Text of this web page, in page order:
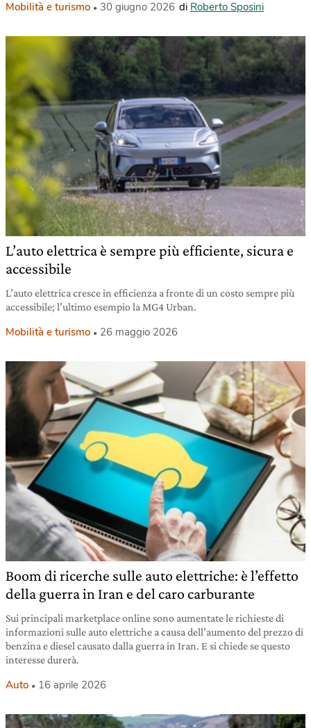
Mobilità e turismo 30 giugno 2026 di Roberto Sposini
L’auto elettrica è sempre più efficiente, sicura e
accessibile
L’auto elettrica cresce in efficienza a fronte di un costo sempre più
accessibile; l’ultimo esempio la MG4 Urban.
Mobilità e turismo 26 maggio 2026
Boom di ricerche sulle auto elettriche: è l’effetto
della guerra in Iran e del caro carburante
Sui principali marketplace online sono aumentate le richieste di
informazioni sulle auto elettriche a causa dell’aumento del prezzo di
benzina e diesel causato dalla guerra in Iran. E si chiede se questo
interesse durerà.
Auto 16 aprile 2026